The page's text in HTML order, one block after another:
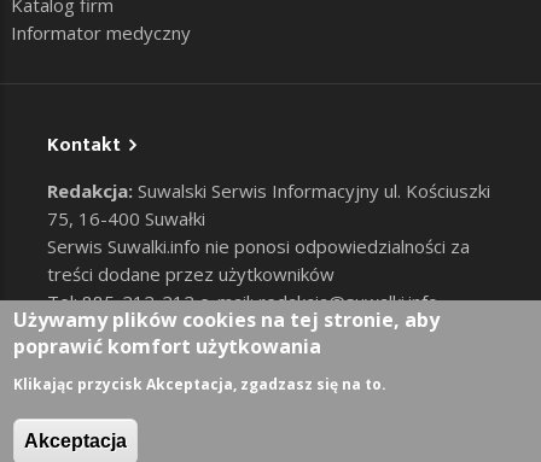
Informator medyczny
Kontakt
Redakcja: Suwalski Serwis Informacyjny ul. Kościuszki
75, 16-400 Suwałki
Serwis Suwalki.info nie ponosi odpowiedzialności za
treści dodane przez użytkowników
Tel: 885-212-212 e-mail:redakcja@suwalki.info,
reklama@suwalki.info
RODO |Cookies
User account menu
Zaloguj
Używamy plików cookies na tej stronie, aby
poprawić komfort użytkowania
Klikając przycisk Akceptacja, zgadzasz się na to.
Akceptacja